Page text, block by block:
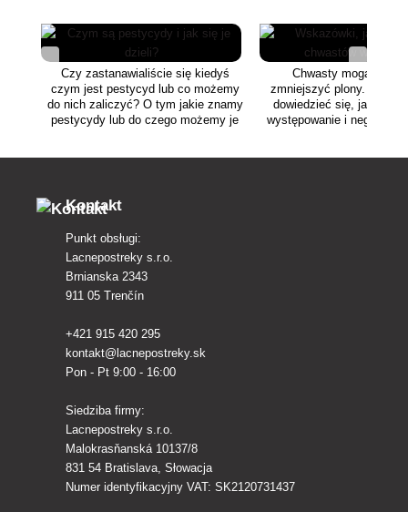
Czy zastanawialiście się kiedyś
czym jest pestycyd lub co możemy
do nich zaliczyć? O tym jakie znamy
pestycydy lub do czego możemy je
Chwasty mogą
zmniejszyć plony. Czytaj
dowiedzieć się, jak
występowanie i
Kontakt
Punkt obsługi:
Lacnepostreky s.r.o.
Brnianska 2343
911 05 Trenčín
+421 915 420 295
kontakt@lacnepostreky.sk
Pon - Pt 9:00 - 16:00
Siedziba firmy:
Lacnepostreky s.r.o.
Malokrasňanská 10137/8
831 54 Bratislava, Słowacja
Numer identyfikacyjny VAT: SK2120731437